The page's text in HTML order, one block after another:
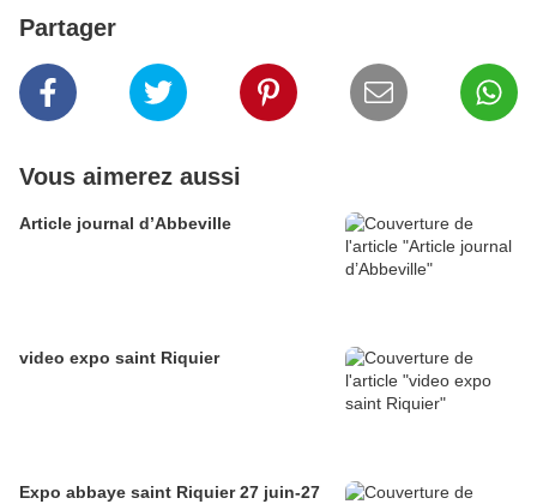
Partager
Vous aimerez aussi
Article journal d’Abbeville
video expo saint Riquier
Expo abbaye saint Riquier 27 juin-27